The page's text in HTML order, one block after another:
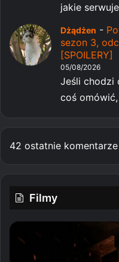
jakie
Dżądżen -
sezon 3,
[SPOILERY]
05/08/2026
Jeśli chodzi
coś
42 ostatnie
Filmy